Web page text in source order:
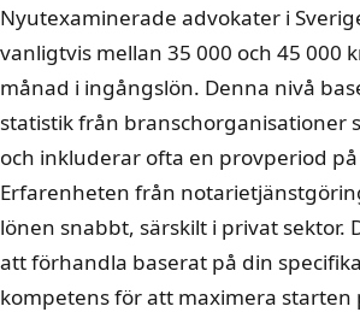
Nyutexaminerade advokater i
vanligtvis mellan 35 000 och 45 000
månad i ingångslön. Denna nivå
statistik från branschorganisationer
och inkluderar ofta en provperiod
Erfarenheten från
lönen snabbt, särskilt i privat sektor.
att förhandla baserat på din specifika
kompetens för att maximera starten